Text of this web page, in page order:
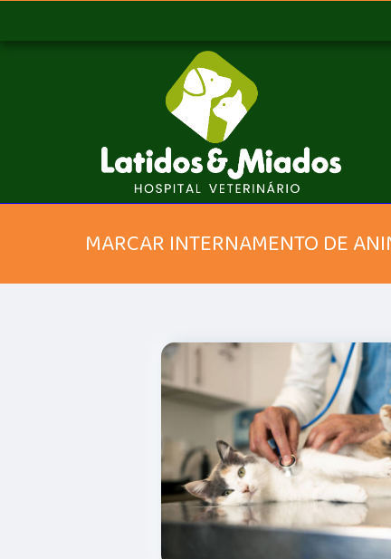
MARCAR INTERNAMENTO DE